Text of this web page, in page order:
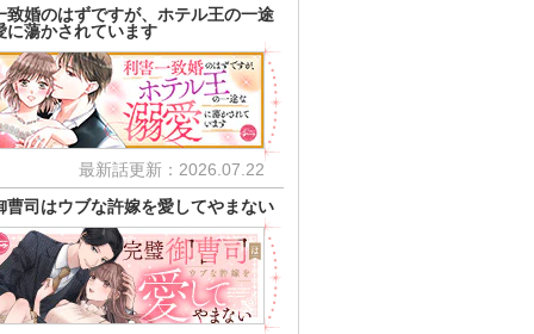
致婚のはずですが、ホテル王の一途
に蕩かされています
最新話更新：2026.07.22
曹司はウブな許嫁を愛してやまない